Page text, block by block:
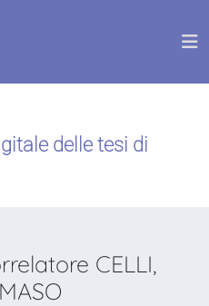
delle tesi di
CELLI,